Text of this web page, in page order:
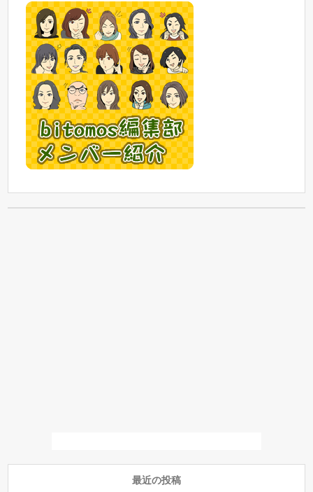
最近の投稿